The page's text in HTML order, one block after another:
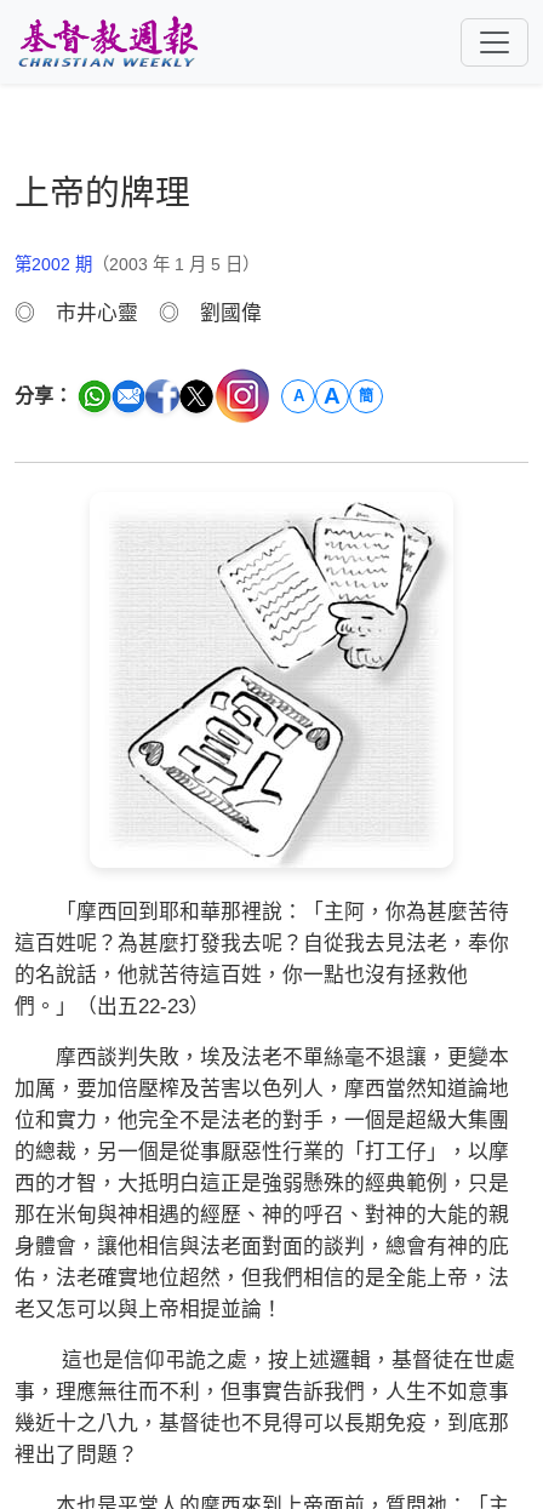
上帝的牌理
第2002 期 （2003 年 1 月 5 日）
◎ 市井心靈 ◎ 劉國偉
分享： A A 簡
「摩西回到耶和華那裡說：「主阿，你為甚麼苦待
這百姓呢？為甚麼打發我去呢？自從我去見法老，奉你
的名說話，他就苦待這百姓，你一點也沒有拯救他
們。」（出五22-23）
摩西談判失敗，埃及法老不單絲毫不退讓，更變本
加厲，要加倍壓榨及苦害以色列人，摩西當然知道論地
位和實力，他完全不是法老的對手，一個是超級大集團
的總裁，另一個是從事厭惡性行業的「打工仔」，以摩
西的才智，大抵明白這正是強弱懸殊的經典範例，只是
那在米甸與神相遇的經歷、神的呼召、對神的大能的親
身體會，讓他相信與法老面對面的談判，總會有神的庇
佑，法老確實地位超然，但我們相信的是全能上帝，法
老又怎可以與上帝相提並論！
這也是信仰弔詭之處，按上述邏輯，基督徒在世處
事，理應無往而不利，但事實告訴我們，人生不如意事
幾近十之八九，基督徒也不見得可以長期免疫，到底那
裡出了問題？